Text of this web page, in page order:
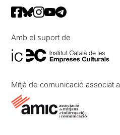
Amb el suport de
Mitjà de comunicació associat a